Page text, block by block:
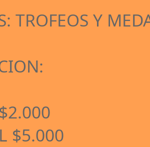
TROFEOS Y
$5.000